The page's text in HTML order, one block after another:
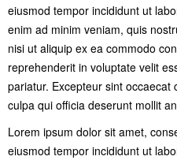
eiusmod tempor incididunt ut
enim ad minim veniam, quis
nisi ut aliquip ex ea commodo
reprehenderit in voluptate velit
pariatur. Excepteur sint
culpa qui officia deserunt mollit
Lorem ipsum dolor sit amet,
eiusmod tempor incididunt ut